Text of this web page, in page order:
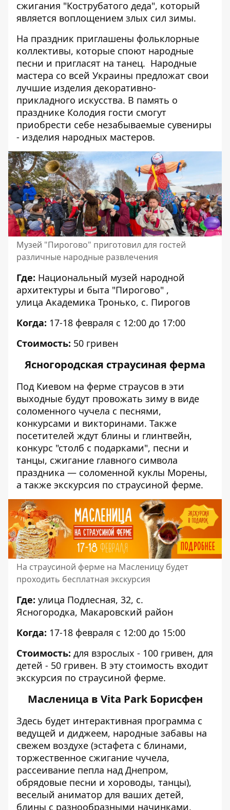
сжигания "Кострубатого деда", который
является воплощением злых сил зимы.
На праздник приглашены фольклорные
коллективы, которые споют народные
песни и пригласят на танец. Народные
мастера со всей Украины предложат свои
лучшие изделия декоративно-
прикладного искусства. В память о
празднике Колодия гости смогут
приобрести себе незабываемые сувениры
- изделия народных мастеров.
Музей "Пирогово" приготовил для гостей
различные народные развлечения
Где: Национальный музей народной
архитектуры и быта "Пирогово" ,
улица Академика Тронько, с. Пирогов
Когда: 17-18 февраля с 12:00 до 17:00
Стоимость: 50 гривен
Ясногородская страусиная ферма
Под Киевом на ферме страусов в эти
выходные будут провожать зиму в виде
соломенного чучела с песнями,
конкурсами и викторинами. Также
посетителей ждут блины и глинтвейн,
конкурс "столб с подарками", песни и
танцы, сжигание главного символа
праздника — соломенной куклы Морены,
а также экскурсия по страусиной ферме.
На страусиной ферме на Масленицу будет
проходить бесплатная экскурсия
Где: улица Подлесная, 32, с.
Ясногородка, Макаровский район
Когда: 17-18 февраля с 12:00 до 15:00
Стоимость: для взрослых - 100 гривен, для
детей - 50 гривен. В эту стоимость входит
экскурсия по страусиной ферме.
Масленица в Vita Park Борисфен
Здесь будет интерактивная программа с
ведущей и диджеем, народные забавы на
свежем воздухе (эстафета с блинами,
торжественное сжигание чучела,
рассеивание пепла над Днепром,
обрядовые песни и хороводы, танцы),
веселый аниматор для ваших детей,
блины с разнообразными начинками,